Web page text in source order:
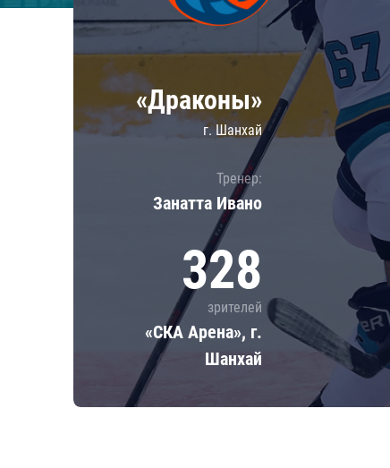
Локомотив
Шанхайские Драконы
«Драконы»
г. Шанхай
Тренер:
Занатта Иванo
328
зрителей
«СКА Арена», г.
Шанхай